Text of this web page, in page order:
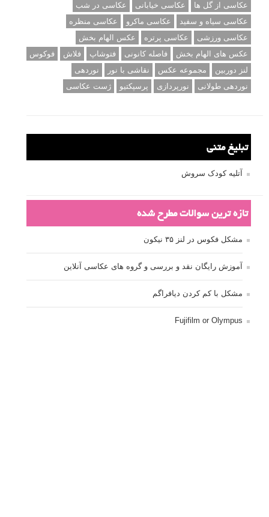
عکاسی از گل ها
عکاسی خیابانی
عکاسی در شب
عکاسی سیاه و سفید
عکاسی ماکرو
عکاسی منظره
عکاسی ورزشی
عکاسی پرتره
عکس الهام بخش
عکس های الهام بخش
فاصله کانونی فتوشاپ فلاش
فوکوس
لنز دوربین
مجموعه عکس نقاشی با نور
نوردهی
نوردهی طولانی
نورپردازی پرسپکتیو ژست عکاسی
تبلیغ متنی
آتلیه کودک سروش
تازه ترین سوالات مطرح شده
مشکل فکوس در لنز ۳۵ نیکون
آموزش رایگان نقد و بررسی و گروه های عکاسی آنلاین
مشکل با کم کردن دیافراگم
Fujifilm or Olympus